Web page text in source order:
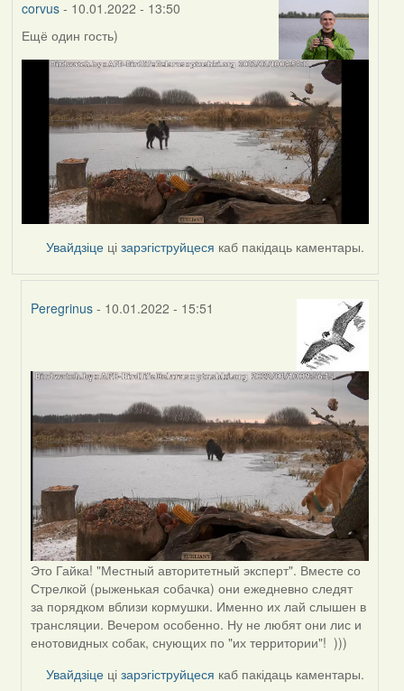
corvus- 10.01.2022 - 13:50
Ещё один гость)
Увайдзіце цізарэгіструйцеся каб пакідаць каментары.
Peregrinus - 10.01.2022 - 15:51
to
corvus
Это Гайка! "Местный авторитетный эксперт". Вместе со
Стрелкой (рыженькая собачка) они ежедневно следят
за порядком вблизи кормушки. Именно их лай слышен в
трансляции. Вечером особенно. Ну не любят они лис и
енотовидных собак, снующих по "их территории"! )))
Увайдзіце цізарэгіструйцеся каб пакідаць каментары.